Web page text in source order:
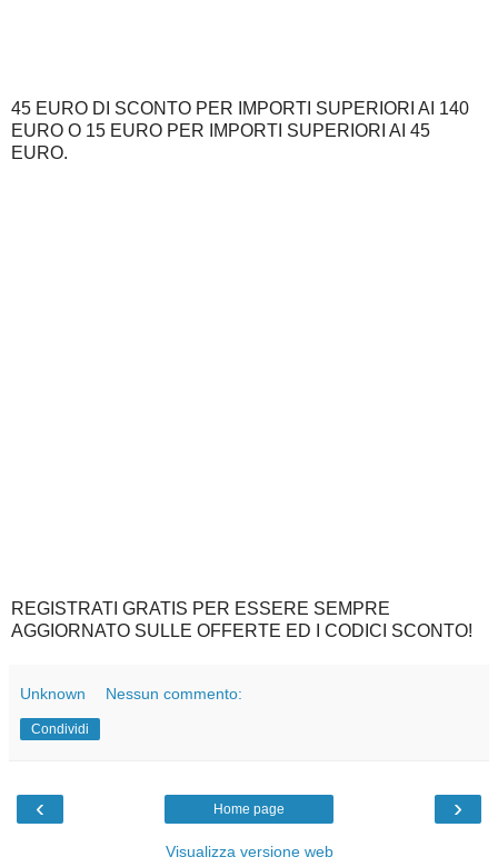
45 EURO DI SCONTO PER IMPORTI SUPERIORI AI 140
EURO O 15 EURO PER IMPORTI SUPERIORI AI 45
EURO.
REGISTRATI GRATIS PER ESSERE SEMPRE
AGGIORNATO SULLE OFFERTE ED I CODICI SCONTO!
Unknown Nessun commento:
Condividi
‹ ›
Home page
Visualizza versione web